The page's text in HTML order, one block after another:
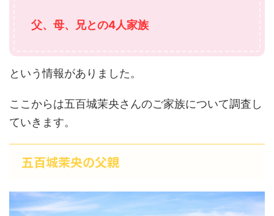
父、母、兄との4人家族
という情報がありました。
ここからは五百城茉央さんのご家族について調査し
ていきます。
五百城茉央の父親